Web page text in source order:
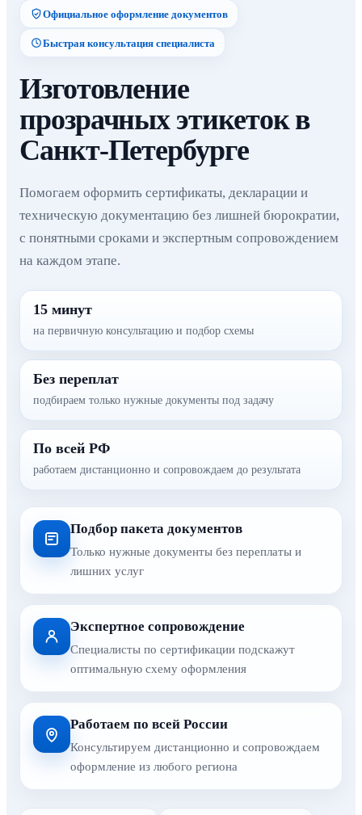
Официальное оформление документов
Быстрая консультация специалиста
Изготовление
прозрачных этикеток в
Санкт-Петербурге
Помогаем оформить сертификаты, декларации и
техническую документацию без лишней бюрократии,
с понятными сроками и экспертным сопровождением
на каждом этапе.
15 минут
на первичную консультацию и подбор схемы
Без переплат
подбираем только нужные документы под задачу
По всей РФ
работаем дистанционно и сопровождаем до результата
Подбор пакета документов
Только нужные документы без переплаты и
лишних услуг
Экспертное сопровождение
Специалисты по сертификации подскажут
оптимальную схему оформления
Работаем по всей России
Консультируем дистанционно и сопровождаем
оформление из любого региона